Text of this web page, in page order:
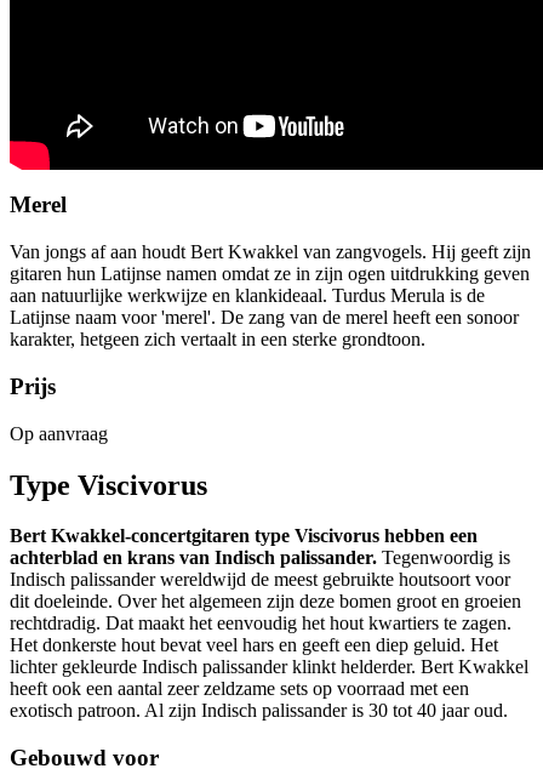
Merel
Van jongs af aan houdt Bert Kwakkel van zangvogels. Hij geeft zijn
gitaren hun Latijnse namen omdat ze in zijn ogen uitdrukking geven
aan natuurlijke werkwijze en klankideaal. Turdus Merula is de
Latijnse naam voor 'merel'. De zang van de merel heeft een sonoor
karakter, hetgeen zich vertaalt in een sterke grondtoon.
Prijs
Op aanvraag
Type Viscivorus
Bert Kwakkel-concertgitaren type Viscivorus hebben een
achterblad en krans van Indisch palissander. Tegenwoordig is
Indisch palissander wereldwijd de meest gebruikte houtsoort voor
dit doeleinde. Over het algemeen zijn deze bomen groot en groeien
rechtdradig. Dat maakt het eenvoudig het hout kwartiers te zagen.
Het donkerste hout bevat veel hars en geeft een diep geluid. Het
lichter gekleurde Indisch palissander klinkt helderder. Bert Kwakkel
heeft ook een aantal zeer zeldzame sets op voorraad met een
exotisch patroon. Al zijn Indisch palissander is 30 tot 40 jaar oud.
Gebouwd voor